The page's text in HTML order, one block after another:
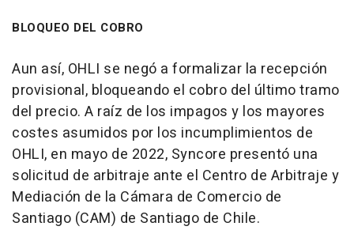
BLOQUEO DEL COBRO
Aun así, OHLI se negó a formalizar la recepción
provisional, bloqueando el cobro del último tramo
del precio. A raíz de los impagos y los mayores
costes asumidos por los incumplimientos de
OHLI, en mayo de 2022, Syncore presentó una
solicitud de arbitraje ante el Centro de Arbitraje y
Mediación de la Cámara de Comercio de
Santiago (CAM) de Santiago de Chile.